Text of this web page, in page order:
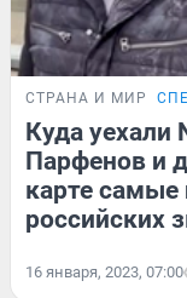
СТРАНА И МИР
Куда уехали
Парфенов и
карте
российских
16 января, 2023, 07:00